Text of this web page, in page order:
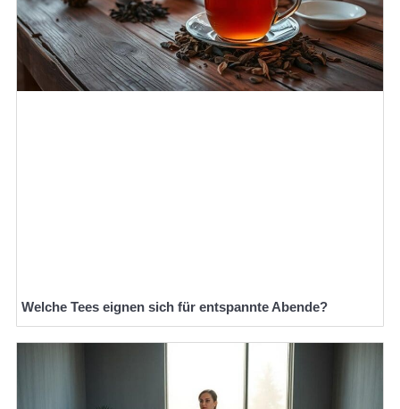
Welche Tees eignen sich für entspannte Abende?